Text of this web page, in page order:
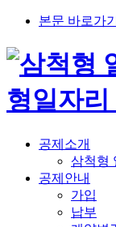
본문 바로가기
형일자
공제소개
삼척형
공제안내
가입
납부